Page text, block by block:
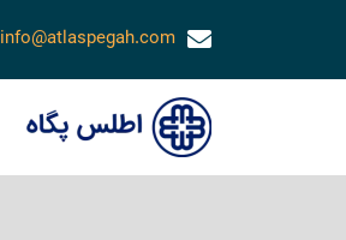
info@atlaspegah.com